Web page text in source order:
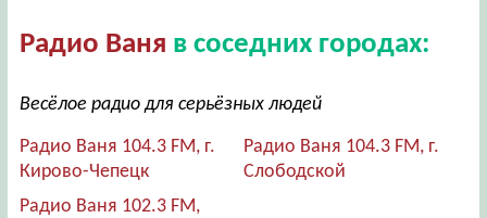
Радио Ваня в соседних городах:
Весёлое радио для серьёзных людей
Радио Ваня 104.3 FM, г.
Кирово-Чепецк
Радио Ваня 104.3 FM, г.
Слободской
Радио Ваня 102.3 FM,